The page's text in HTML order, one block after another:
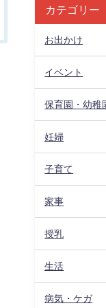
カテゴリー
お出かけ
イベント
保育園・幼稚
妊婦
子育て
家事
授乳
生活
病気・ケガ